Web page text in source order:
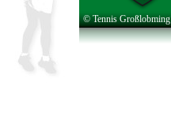
© Tennis Großlobming